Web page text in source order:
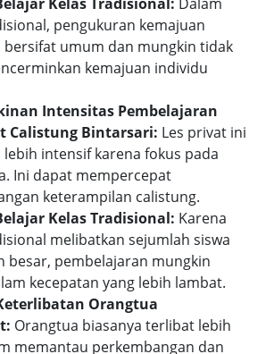
pengukuran kemajuan
bersifat umum dan mungkin tidak
kemajuan individu
Intensitas Pembelajaran
Calistung Bintarsari: Les privat ini
lebih intensif karena fokus pada
Ini dapat mempercepat
keterampilan calistung.
Kelas Tradisional: Karena
melibatkan sejumlah siswa
besar, pembelajaran mungkin
kecepatan yang lebih lambat.
Orangtua
Orangtua biasanya terlibat lebih
memantau perkembangan dan